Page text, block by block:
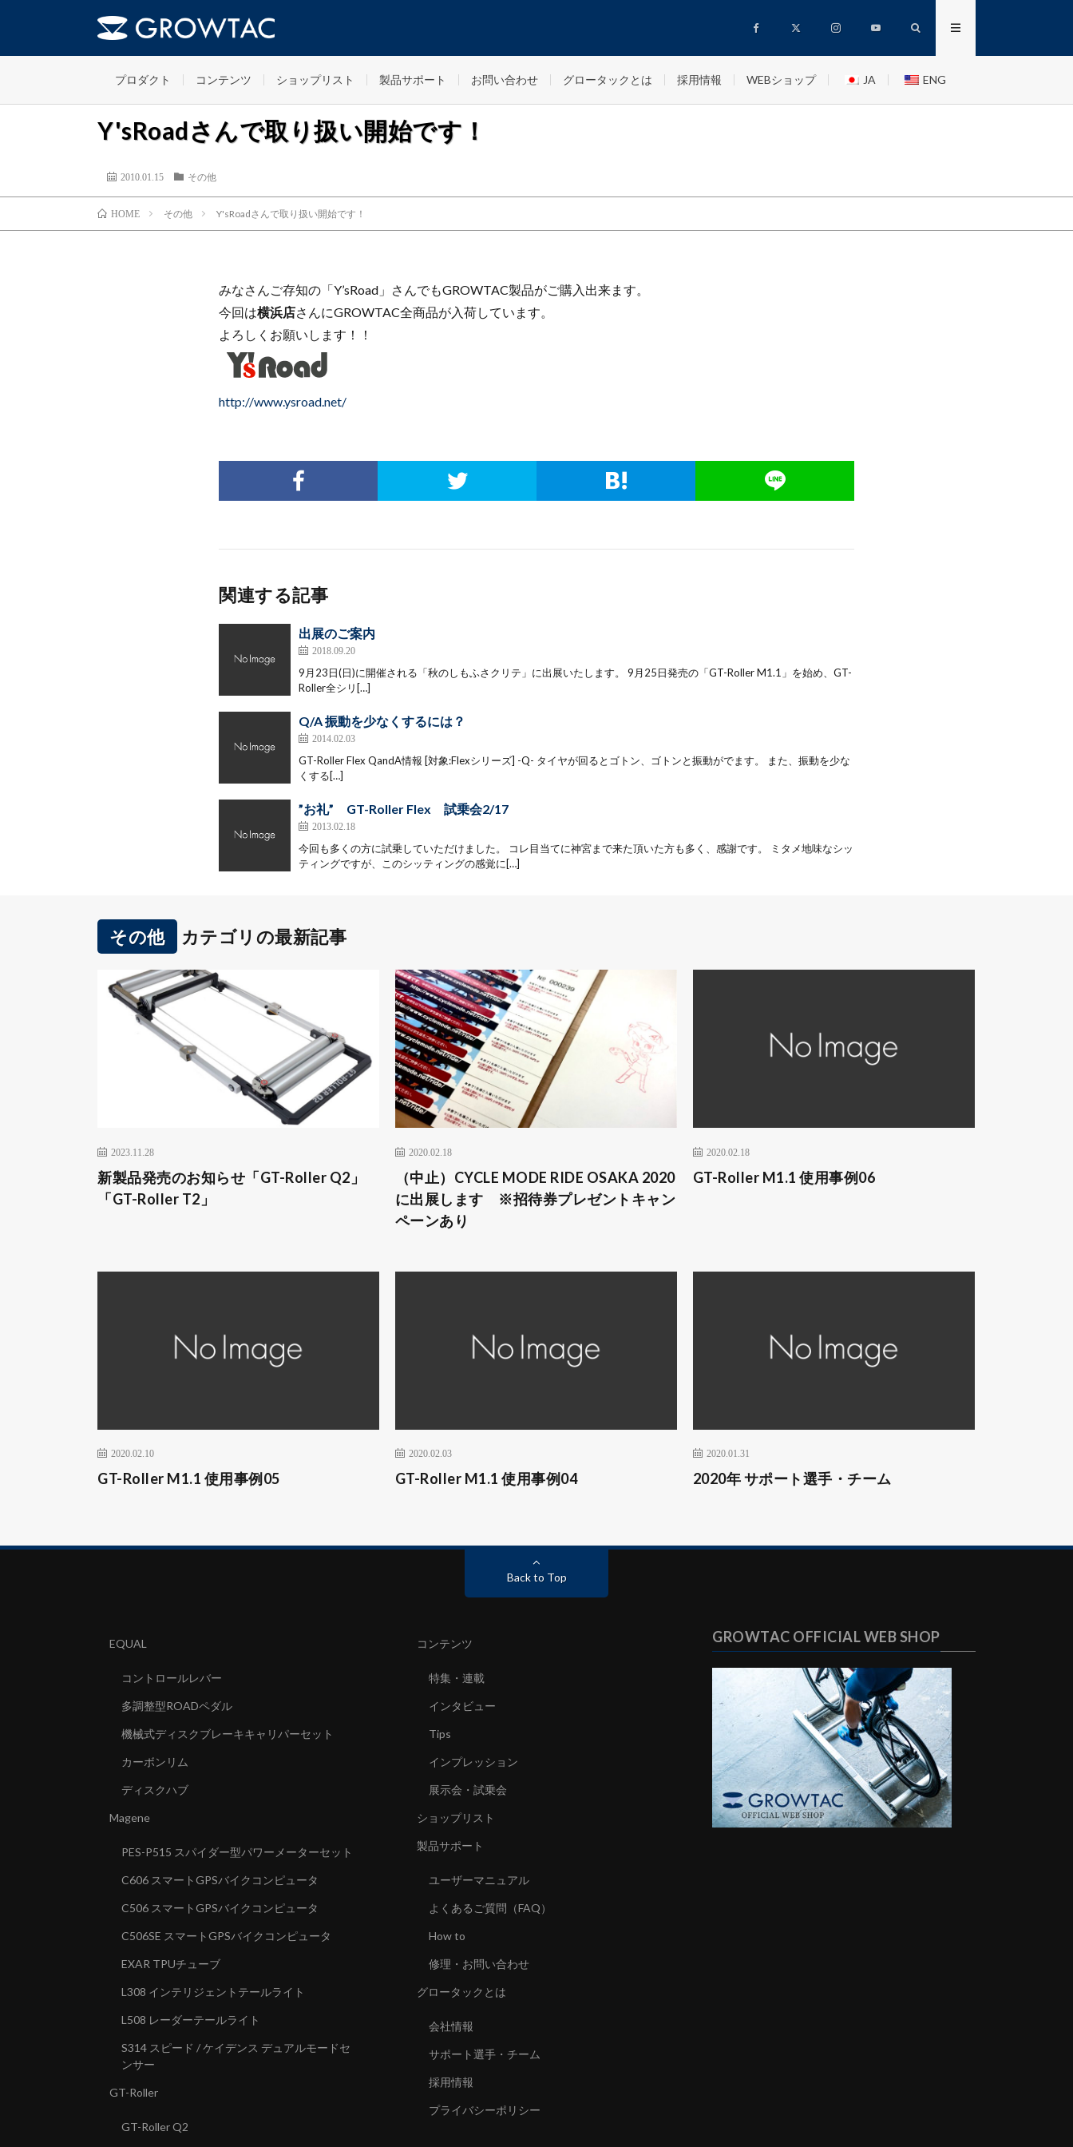
プロダクト コンテンツ ショップリスト 製品サポート お問い合わせ グロータックとは 採用情報 WEBショップ JA ENG
Y'sRoadさんで取り扱い開始です！
2010.01.15 その他
HOME その他 Y'sRoadさんで取り扱い開始です！
みなさんご存知の「Y’sRoad」さんでもGROWTAC製品がご購入出来ます。
今回は横浜店さんにGROWTAC全商品が入荷しています。
よろしくお願いします！！
http://www.ysroad.net/
関連する記事
出展のご案内
2018.09.20
9月23日(日)に開催される「秋のしもふさクリテ」に出展いたします。 9月25日発売の「GT-Roller M1.1」を始め、GT-
Roller全シリ[…]
Q/A 振動を少なくするには？
2014.02.03
GT-Roller Flex QandA情報 [対象:Flexシリーズ] -Q- タイヤが回るとゴトン、ゴトンと振動がでます。 また、振動を少な
くする[…]
”お礼” GT-Roller Flex 試乗会2/17
2013.02.18
今回も多くの方に試乗していただけました。 コレ目当てに神宮まで来た頂いた方も多く、感謝です。 ミタメ地味なシッ
ティングですが、このシッティングの感覚に[…]
その他 カテゴリの最新記事
2023.11.28
新製品発売のお知らせ「GT-Roller Q2」
「GT-Roller T2」
2020.02.18
（中止）CYCLE MODE RIDE OSAKA 2020
に出展します ※招待券プレゼントキャン
ペーンあり
2020.02.18
GT-Roller M1.1 使用事例06
2020.02.10
GT-Roller M1.1 使用事例05
2020.02.03
GT-Roller M1.1 使用事例04
2020.01.31
2020年 サポート選手・チーム
Back to Top
EQUAL
コントロールレバー
多調整型ROADペダル
機械式ディスクブレーキキャリパーセット
カーボンリム
ディスクハブ
Magene
PES-P515 スパイダー型パワーメーターセット
C606 スマートGPSバイクコンピュータ
C506 スマートGPSバイクコンピュータ
C506SE スマートGPSバイクコンピュータ
EXAR TPUチューブ
L308 インテリジェントテールライト
L508 レーダーテールライト
S314 スピード / ケイデンス デュアルモードセ
ンサー
GT-Roller
GT-Roller Q2
コンテンツ
特集・連載
インタビュー
Tips
インプレッション
展示会・試乗会
ショップリスト
製品サポート
ユーザーマニュアル
よくあるご質問（FAQ）
How to
修理・お問い合わせ
グロータックとは
会社情報
サポート選手・チーム
採用情報
プライバシーポリシー
GROWTAC OFFICIAL WEB SHOP